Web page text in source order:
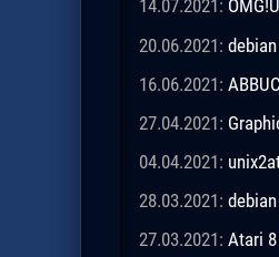
14.07.2021:
20.06.2021:
16.06.2021:
27.04.2021:
04.04.2021:
28.03.2021:
27.03.2021: Atari